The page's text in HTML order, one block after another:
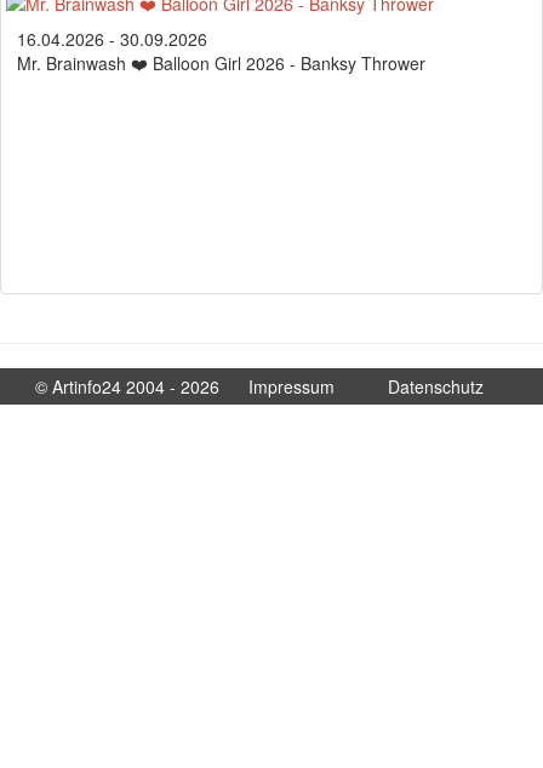
16.04.2026 - 30.09.2026
Mr. Brainwash ❤️ Balloon Girl 2026 - Banksy Thrower
© Artinfo24 2004 - 2026 Impressum Datenschutz